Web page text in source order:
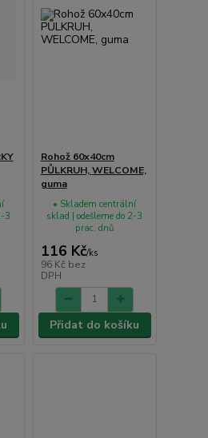
3
Rohož 60x40cm
PŮLKRUH, WELCOME,
guma
116 Kč/ks
96 Kč bez
DPH
• Skladem centrální
sklad | odešleme do 2-3
prac. dnů
Přidat do košíku